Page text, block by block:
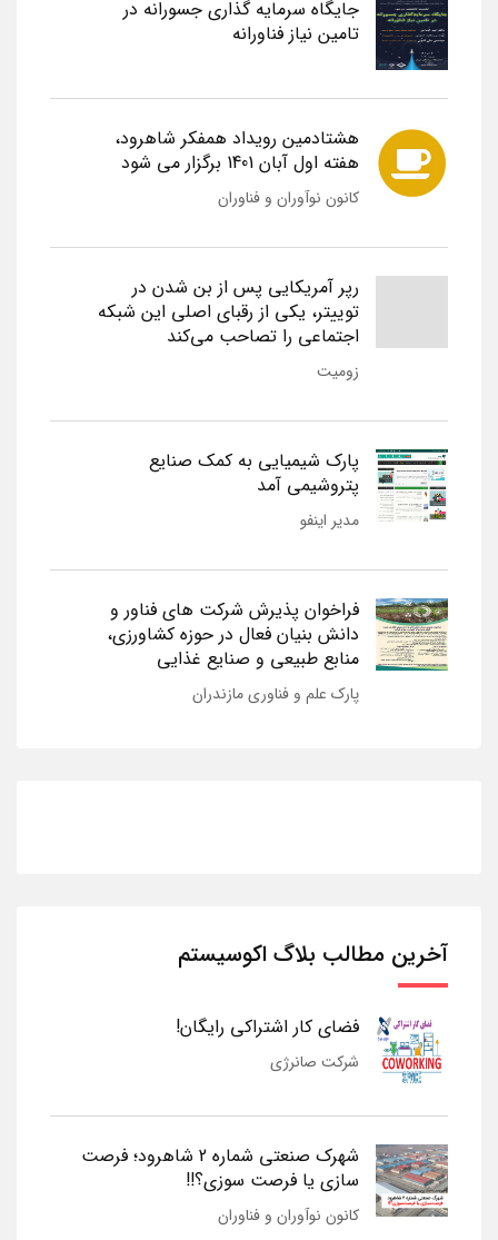
جایگاه سرمایه گذاری جسورانه در
تامین نیاز فناورانه
هشتادمین رویداد همفکر شاهرود،
هفته اول آبان 1401 برگزار می شود
کانون نوآوران و فناوران
رپر آمریکایی پس از بن شدن در
توییتر، یکی از رقبای اصلی این شبکه
اجتماعی را تصاحب می‌کند
زومیت
پارک شیمیایی به کمک صنایع
پتروشیمی آمد
مدیر اینفو
فراخوان پذیرش شرکت های فناور و
دانش بنیان فعال در حوزه کشاورزی،
منابع طبیعی و صنایع غذایی
پارک علم و فناوری مازندران
آخرین مطالب بلاگ اکوسیستم
فضای کار اشتراکی رایگان!
شرکت صانرژی
شهرک صنعتی شماره 2 شاهرود؛ فرصت
سازی یا فرصت سوزی؟!!
کانون نوآوران و فناوران